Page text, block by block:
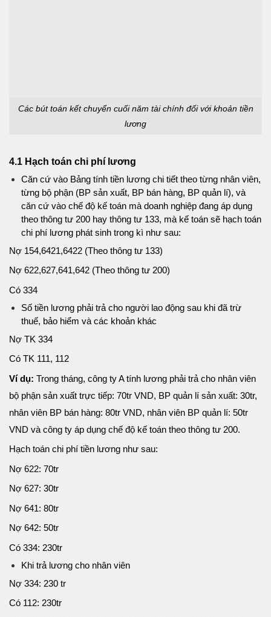
Các bút toán kết chuyển cuối năm tài chính đối với khoản tiền
lương
4.1 Hạch toán chi phí lương
Căn cứ vào Bảng tính tiền lương chi tiết theo từng nhân viên,
từng bộ phận (BP sản xuất, BP bán hàng, BP quản lí), và
căn cứ vào chế độ kế toán mà doanh nghiệp đang áp dụng
theo thông tư 200 hay thông tư 133, mà kế toán sẽ hạch toán
chi phí lương phát sinh trong kì như sau:
Nợ 154,6421,6422 (Theo thông tư 133)
Nợ 622,627,641,642 (Theo thông tư 200)
Có 334
Số tiền lương phải trả cho người lao động sau khi đã trừ
thuế, bảo hiểm và các khoản khác
Nợ TK 334
Có TK 111, 112
Ví dụ: Trong tháng, công ty A tính lương phải trả cho nhân viên
bộ phận sản xuất trực tiếp: 70tr VND, BP quản lí sản xuất: 30tr,
nhân viên BP bán hàng: 80tr VND, nhân viên BP quản lí: 50tr
VND và công ty áp dụng chế độ kế toán theo thông tư 200.
Hạch toán chi phí tiền lương như sau:
Nợ 622: 70tr
Nợ 627: 30tr
Nợ 641: 80tr
Nợ 642: 50tr
Có 334: 230tr
Khi trả lương cho nhân viên
Nợ 334: 230 tr
Có 112: 230tr